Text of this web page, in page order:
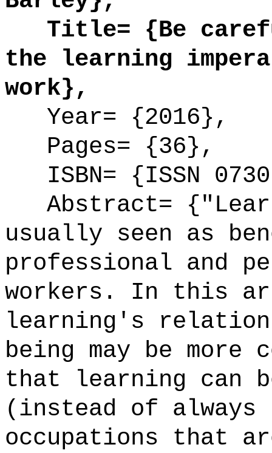
Title= {Be
the learning
work},
Year= {2016},
Pages= {36},
ISBN= {ISSN
Abstract=
usually seen as
professional and
workers. In this
learning's
being may be more
that learning can
(instead of
occupations that